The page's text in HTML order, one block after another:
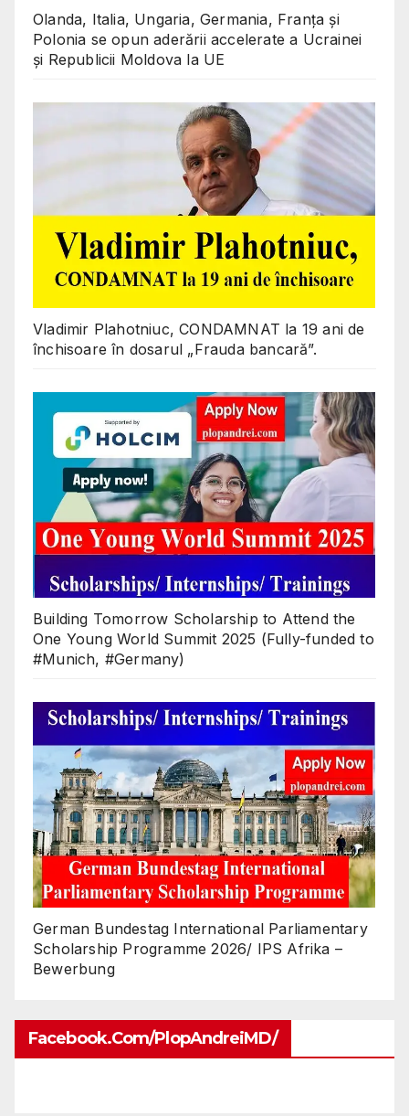
Olanda, Italia, Ungaria, Germania, Franța și
Polonia se opun aderării accelerate a Ucrainei
și Republicii Moldova la UE
Vladimir Plahotniuc, CONDAMNAT la 19 ani de
închisoare în dosarul „Frauda bancară”.
Building Tomorrow Scholarship to Attend the
One Young World Summit 2025 (Fully-funded to
#Munich, #Germany)
German Bundestag International Parliamentary
Scholarship Programme 2026/ IPS Afrika –
Bewerbung
Facebook.com/PlopAndreiMD/